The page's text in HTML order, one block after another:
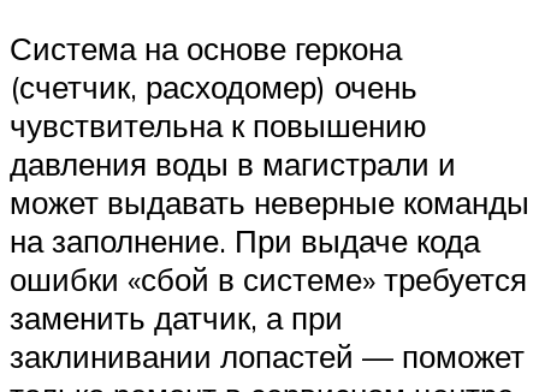
Система на основе геркона
(счетчик, расходомер) очень
чувствительна к повышению
давления воды в магистрали и
может выдавать неверные команды
на заполнение. При выдаче кода
ошибки «сбой в системе» требуется
заменить датчик, а при
заклинивании лопастей — поможет